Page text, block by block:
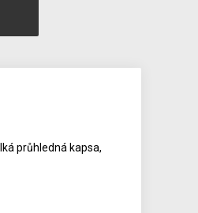
průhledná kapsa,